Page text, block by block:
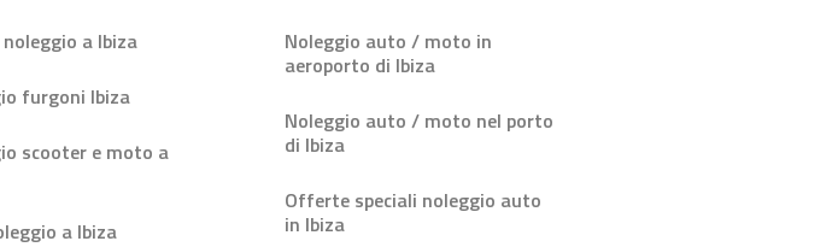
a Ibiza
furgoni Ibiza
scooter e moto a
a Ibiza
Noleggio auto / moto in
aeroporto di Ibiza
Noleggio auto / moto nel porto
di Ibiza
Offerte speciali noleggio auto
in Ibiza